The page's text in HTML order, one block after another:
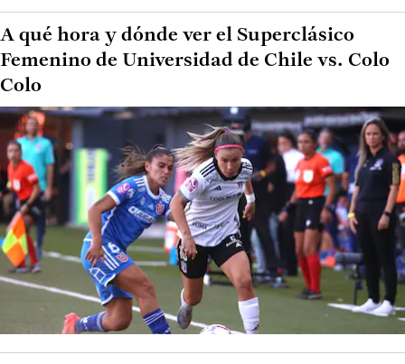
A qué hora y dónde ver el Superclásico
Femenino de Universidad de Chile vs. Colo
Colo